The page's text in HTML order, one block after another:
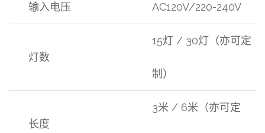
输入电压 AC120V/220-240V
灯数
15灯 / 30灯（亦可定
制）
长度
3米 / 6米（亦可定